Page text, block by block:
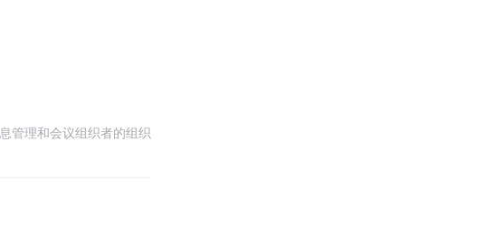
管理和会议组织者的组织
系统完成注册后，即可使